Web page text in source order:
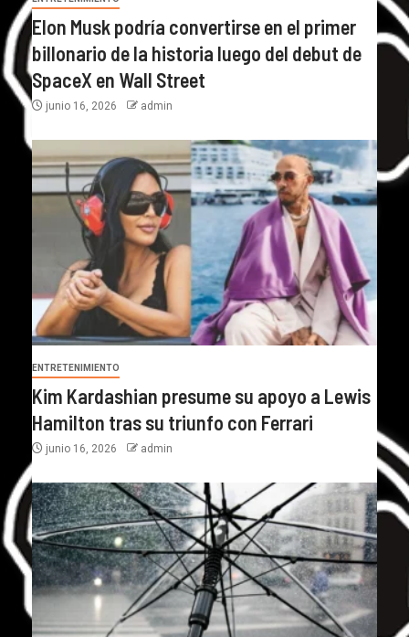
Elon Musk podría convertirse en el primer
billonario de la historia luego del debut de
SpaceX en Wall Street
junio 16, 2026 admin
ENTRETENIMIENTO
Kim Kardashian presume su apoyo a Lewis
Hamilton tras su triunfo con Ferrari
junio 16, 2026 admin